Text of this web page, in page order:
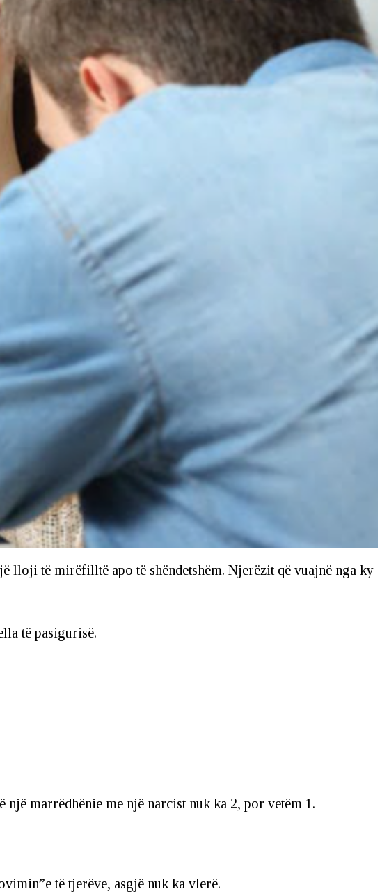
lloji të mirëfilltë apo të shëndetshëm. Njerëzit që vuajnë nga ky
të pasigurisë.
marrëdhënie me një narcist nuk ka 2, por vetëm 1.
të tjerëve, asgjë nuk ka vlerë.